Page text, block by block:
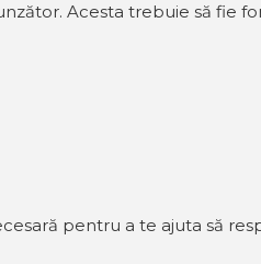
Acesta trebuie să fie
pentru a te ajuta să